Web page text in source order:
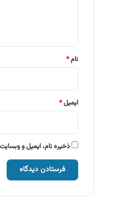
نام*
ایمیل*
ذخیره نام، ایمیل و